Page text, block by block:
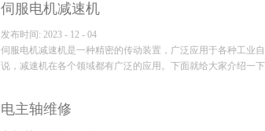
...
伺服电机减速机
发布时间: 2023 - 12 - 04
伺服电机减速机是一种精密的传动装置，广泛应用于各种工业
说，减速机在各个领域都有广泛的应用。下面就给大家介绍一
...
电主轴维修